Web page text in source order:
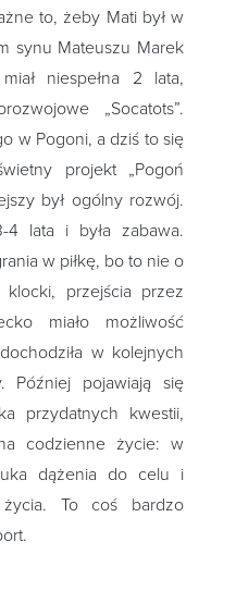
to, żeby Mati był w
synu Mateuszu Marek
niespełna 2 lata,
„Socatots”.
w Pogoni, a dziś to się
projekt „Pogoń
był ogólny rozwój.
4 lata i była zabawa.
w piłkę, bo to nie o
przejścia przez
miało możliwość
w kolejnych
Później pojawiają się
przydatnych kwestii,
codzienne życie: w
dążenia do celu i
To coś bardzo